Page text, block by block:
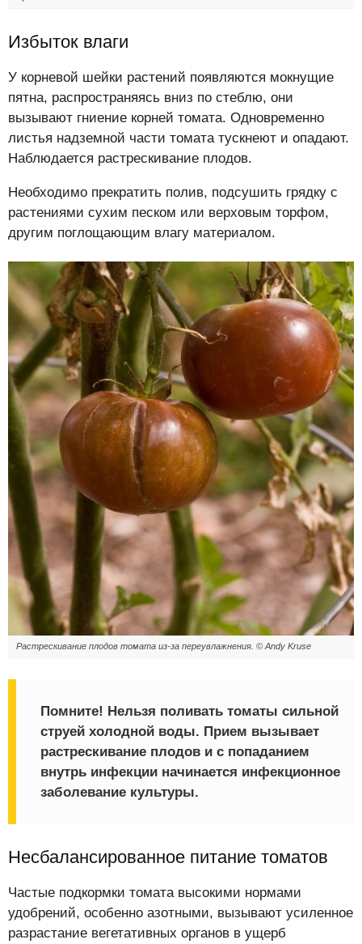
Избыток влаги
У корневой шейки растений появляются мокнущие
пятна, распространяясь вниз по стеблю, они
вызывают гниение корней томата. Одновременно
листья надземной части томата тускнеют и опадают.
Наблюдается растрескивание плодов.
Необходимо прекратить полив, подсушить грядку с
растениями сухим песком или верховым торфом,
другим поглощающим влагу материалом.
Растрескивание плодов томата из-за переувлажнения. © Andy Kruse
Помните! Нельзя поливать томаты сильной
струей холодной воды. Прием вызывает
растрескивание плодов и с попаданием
внутрь инфекции начинается инфекционное
заболевание культуры.
Несбалансированное питание томатов
Частые подкормки томата высокими нормами
удобрений, особенно азотными, вызывают усиленное
разрастание вегетативных органов в ущерб